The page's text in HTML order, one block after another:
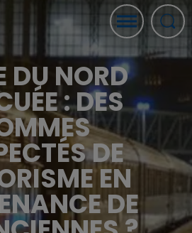
DU NORD
: DES
DE
EN
DE